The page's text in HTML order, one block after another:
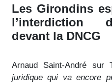
Les Girondins
l’interdiction
devant la DNCG
Arnaud Saint-André sur
juridique qui va encore